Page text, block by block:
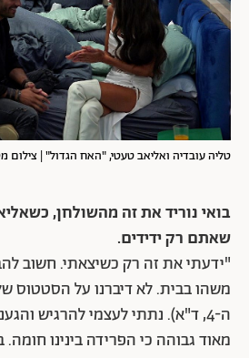
טליה עובדיה ואליאב טעטי, "האח הגדול" | צילום
בואי נוריד את זה מהשולחן,
שאתם רק ידידים.
"ידעתי את זה רק כשיצאתי. חשוב
משהו בבית. לא דיברנו על הסטטוס
ה-4, ד"א). נתתי לעצמי להרגיש
מאוד גבוהה כי הפרידה בינינו